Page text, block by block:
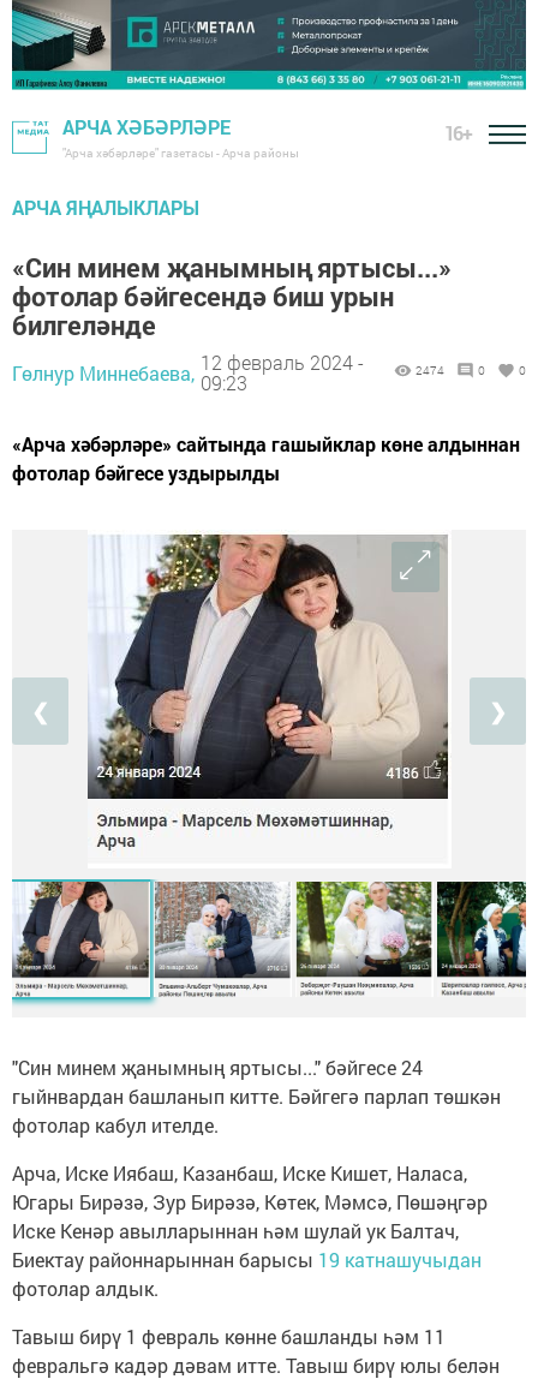
АРЧА ХӘБӘРЛӘРЕ
"Арча хәбәрләре" газетасы - Арча районы
16+
АРЧА ЯҢАЛЫКЛАРЫ
«Син минем җанымның яртысы...»
фотолар бәйгесендә биш урын
билгеләнде
Гөлнур Миннебаева, 12 февраль 2024 -
09:23
2474 0 0
«Арча хәбәрләре» сайтында гашыйклар көне алдыннан
фотолар бәйгесе уздырылды
❮ ❯
"Син минем җанымның яртысы..." бәйгесе 24
гыйнвардан башланып китте. Бәйгегә парлап төшкән
фотолар кабул ителде.
Арча, Иске Иябаш, Казанбаш, Иске Кишет, Наласа,
Югары Бирәзә, Зур Бирәзә, Көтек, Мәмсә, Пөшәңгәр
Иске Кенәр авылларыннан һәм шулай ук Балтач,
Биектау районнарыннан барысы 19 катнашучыдан
фотолар алдык.
Тавыш бирү 1 февраль көнне башланды һәм 11
февральгә кадәр дәвам итте. Тавыш бирү юлы белән